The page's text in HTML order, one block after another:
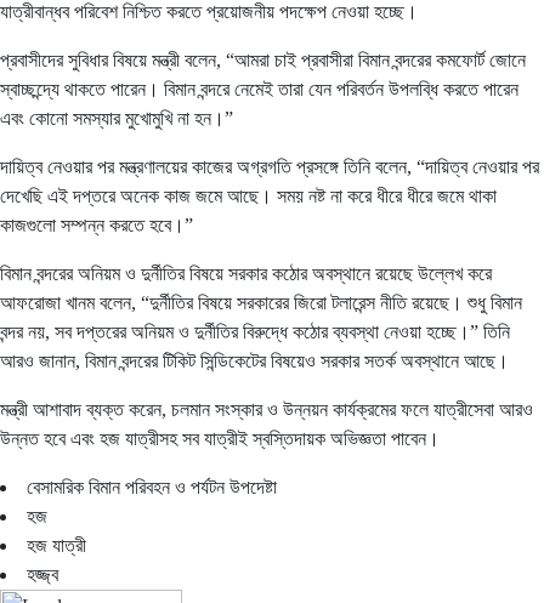
যাত্রীবান্ধব পরিবেশ নিশ্চিত করতে প্রয়োজনীয় পদক্ষেপ নেওয়া হচ্ছে।
প্রবাসীদের সুবিধার বিষয়ে মন্ত্রী বলেন, “আমরা চাই প্রবাসীরা বিমান বন্দরের কমফোর্ট জোনে
স্বাচ্ছন্দ্যে থাকতে পারেন। বিমান বন্দরে নেমেই তারা যেন পরিবর্তন উপলব্ধি করতে পারেন
এবং কোনো সমস্যার মুখোমুখি না হন।”
দায়িত্ব নেওয়ার পর মন্ত্রণালয়ের কাজের অগ্রগতি প্রসঙ্গে তিনি বলেন, “দায়িত্ব নেওয়ার পর
দেখেছি এই দপ্তরে অনেক কাজ জমে আছে। সময় নষ্ট না করে ধীরে ধীরে জমে থাকা
কাজগুলো সম্পন্ন করতে হবে।”
বিমান বন্দরের অনিয়ম ও দুর্নীতির বিষয়ে সরকার কঠোর অবস্থানে রয়েছে উল্লেখ করে
আফরোজা খানম বলেন, “দুর্নীতির বিষয়ে সরকারের জিরো টলারেন্স নীতি রয়েছে। শুধু বিমান
বন্দর নয়, সব দপ্তরের অনিয়ম ও দুর্নীতির বিরুদ্ধে কঠোর ব্যবস্থা নেওয়া হচ্ছে।” তিনি
আরও জানান, বিমান বন্দরের টিকিট সিন্ডিকেটের বিষয়েও সরকার সতর্ক অবস্থানে আছে।
মন্ত্রী আশাবাদ ব্যক্ত করেন, চলমান সংস্কার ও উন্নয়ন কার্যক্রমের ফলে যাত্রীসেবা আরও
উন্নত হবে এবং হজ যাত্রীসহ সব যাত্রীই স্বস্তিদায়ক অভিজ্ঞতা পাবেন।
বেসামরিক বিমান পরিবহন ও পর্যটন উপদেষ্টা
হজ
হজ যাত্রী
হজ্জ্ব